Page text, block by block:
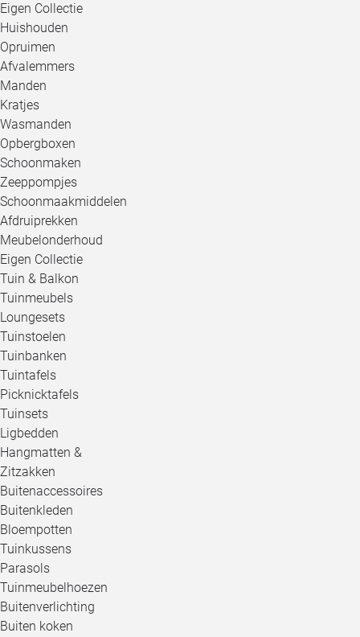
Eigen Collectie
Huishouden
Opruimen
Afvalemmers
Manden
Kratjes
Wasmanden
Opbergboxen
Schoonmaken
Zeeppompjes
Schoonmaakmiddelen
Afdruiprekken
Meubelonderhoud
Eigen Collectie
Tuin & Balkon
Tuinmeubels
Loungesets
Tuinstoelen
Tuinbanken
Tuintafels
Picknicktafels
Tuinsets
Ligbedden
Hangmatten &
Zitzakken
Buitenaccessoires
Buitenkleden
Bloempotten
Tuinkussens
Parasols
Tuinmeubelhoezen
Buitenverlichting
Buiten koken